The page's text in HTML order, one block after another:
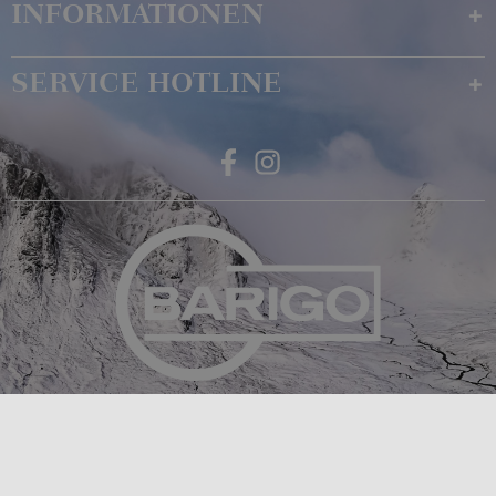
INFORMATIONEN
SERVICE HOTLINE